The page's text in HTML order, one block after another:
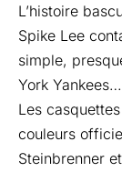
L’histoire
Spike Lee
simple,
York
Les
couleurs
Steinbrenner